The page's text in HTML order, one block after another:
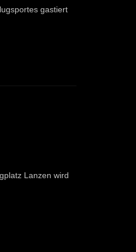
gastiert
Lanzen wird